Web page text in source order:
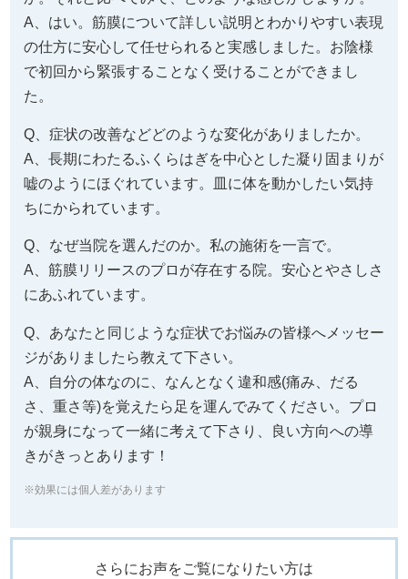
A、はい。筋膜について詳しい説明とわかりやすい表現
の仕方に安心して任せられると実感しました。お陰様
で初回から緊張することなく受けることができまし
た。
Q、症状の改善などどのような変化がありましたか。
A、長期にわたるふくらはぎを中心とした凝り固まりが
嘘のようにほぐれています。皿に体を動かしたい気持
ちにかられています。
Q、なぜ当院を選んだのか。私の施術を一言で。
A、筋膜リリースのプロが存在する院。安心とやさしさ
にあふれています。
Q、あなたと同じような症状でお悩みの皆様へメッセー
ジがありましたら教えて下さい。
A、自分の体なのに、なんとなく違和感(痛み、だる
さ、重さ等)を覚えたら足を運んでみてください。プロ
が親身になって一緒に考えて下さり、良い方向への導
きがきっとあります！
※効果には個人差があります
さらにお声をご覧になりたい方は